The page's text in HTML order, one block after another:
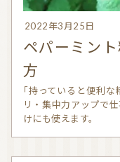
2022年3月25日
ペパーミント精油の効果・効能・使い
方
「持っていると便利な精油」ペパーミント精油は、眠気スッキ
リ・集中力アップで
けにも使えます。